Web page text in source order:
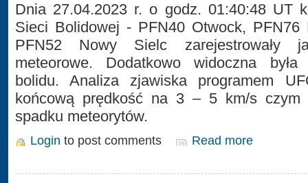
Dnia 27.04.2023 r. o godz. 01:40:48 UT
Sieci Bolidowej - PFN40 Otwock, PFN76
PFN52 Nowy Sielc zarejestrowały
meteorowe. Dodatkowo widoczna była
bolidu. Analiza zjawiska programem
końcową prędkość na 3 – 5 km/s czym
spadku meteorytów.
Login to post comments Read more